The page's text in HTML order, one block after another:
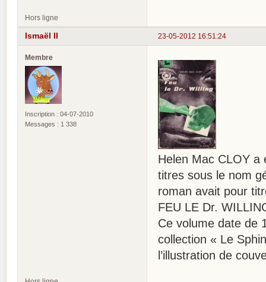
Hors ligne
23-05-2012 16:51:24
Ismaël II
Membre
Inscription : 04-07-2010
Messages : 1 338
Helen Mac CLOY a
titres sous le nom
roman avait pour
FEU LE Dr.
Ce volume date de
collection « Le
l’illustration de